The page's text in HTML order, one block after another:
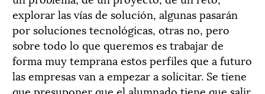
explorar las vías de solución, algunas pasarán
por soluciones tecnológicas, otras no, pero
sobre todo lo que queremos es trabajar de
forma muy temprana estos perfiles que a futuro
las empresas van a empezar a solicitar. Se tiene
que presuponer que el alumnado tiene que salir